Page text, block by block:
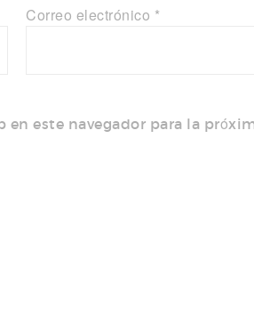
Correo electrónico *
este navegador para la